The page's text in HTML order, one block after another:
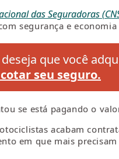
das Seguradoras
segurança e
que você
seu seguro.
se está pagando o
acabam
em que mais